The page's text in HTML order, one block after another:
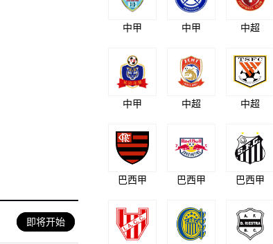
即将开始
中甲 中甲 中超
中甲 中超 中超
巴西甲 巴西甲 巴西甲